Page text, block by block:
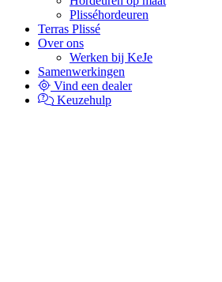
Plisséhordeuren
Terras Plissé
Over ons
Werken bij KeJe
Samenwerkingen
Vind een dealer
Keuzehulp